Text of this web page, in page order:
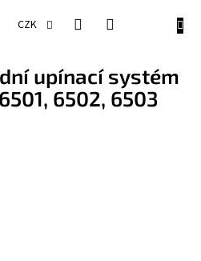
CZK
upínací systém
6502, 6503